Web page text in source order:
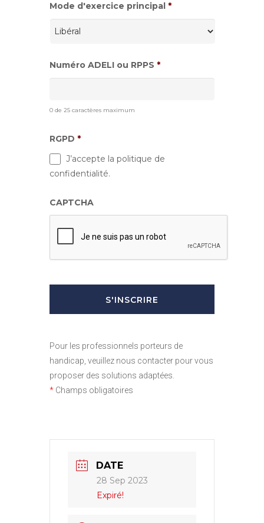
Mode d'exercice principal *
Numéro ADELI ou RPPS *
0 de 25 caractères maximum
RGPD *
J’accepte la politique de
confidentialité.
CAPTCHA
Pour les professionnels porteurs de
handicap, veuillez nous contacter pour vous
proposer des solutions adaptées.
* Champs obligatoires
DATE
28 Sep 2023
Expiré!